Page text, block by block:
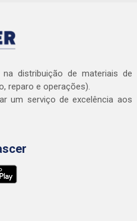
distribuição de materiais de
reparo e operações).
um serviço de excelência aos